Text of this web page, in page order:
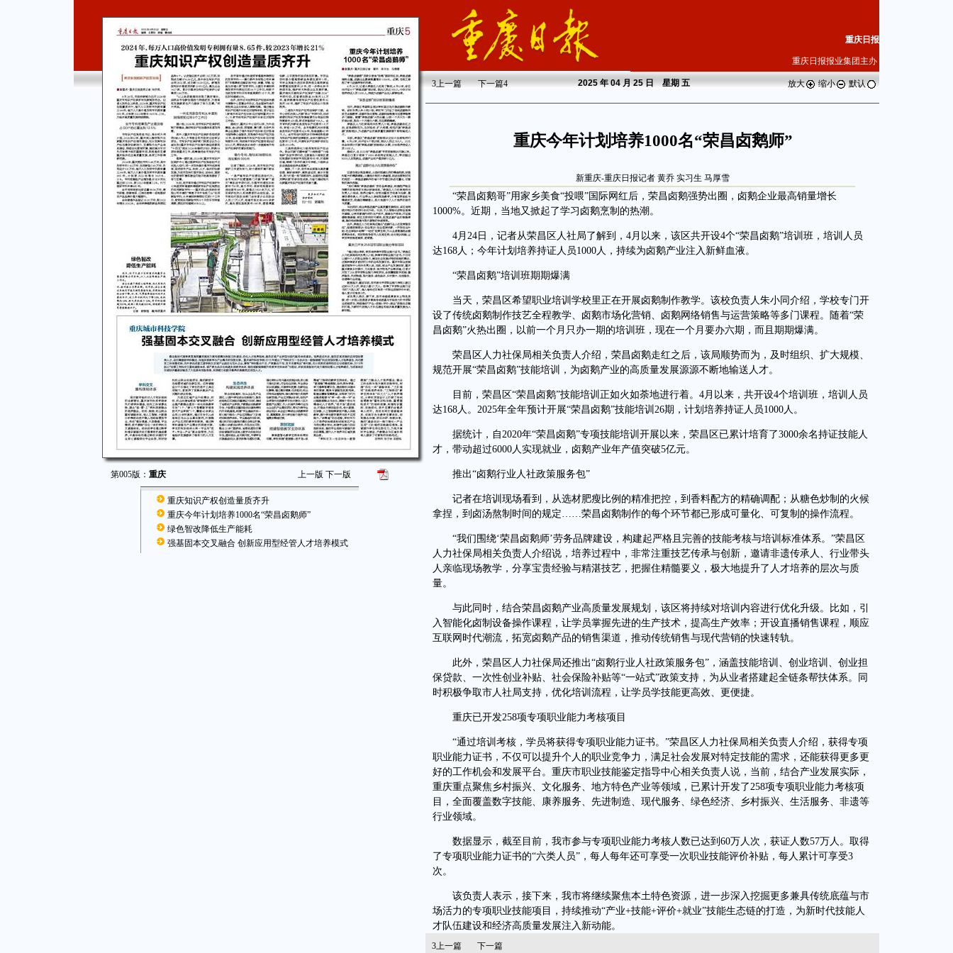
第005版： 重庆 上一版 下一版
重庆知识产权创造量质齐升
重庆今年计划培养1000名“荣昌卤鹅师”
绿色智改降低生产能耗
强基固本交叉融合 创新应用型经管人才培养模式
重庆日报
重庆日报报业集团主办
3上一篇 下一篇4 2025年 04 月 25 日 星期五 放大 缩小 默认
重庆今年计划培养1000名“荣昌卤鹅师”
新重庆-重庆日报记者 黄乔 实习生 马厚雪
“荣昌卤鹅哥”用家乡美食“投喂”国际网红后，荣昌卤鹅强势出圈，卤鹅企业最高销量增长
1000%。近期，当地又掀起了学习卤鹅烹制的热潮。
4月24日，记者从荣昌区人社局了解到，4月以来，该区共开设4个“荣昌卤鹅”培训班，培训人员
达168人；今年计划培养持证人员1000人，持续为卤鹅产业注入新鲜血液。
“荣昌卤鹅”培训班期期爆满
当天，荣昌区希望职业培训学校里正在开展卤鹅制作教学。该校负责人朱小同介绍，学校专门开
设了传统卤鹅制作技艺全程教学、卤鹅市场化营销、卤鹅网络销售与运营策略等多门课程。随着“荣
昌卤鹅”火热出圈，以前一个月只办一期的培训班，现在一个月要办六期，而且期期爆满。
荣昌区人力社保局相关负责人介绍，荣昌卤鹅走红之后，该局顺势而为，及时组织、扩大规模、
规范开展“荣昌卤鹅”技能培训，为卤鹅产业的高质量发展源源不断地输送人才。
目前，荣昌区“荣昌卤鹅”技能培训正如火如荼地进行着。4月以来，共开设4个培训班，培训人员
达168人。2025年全年预计开展“荣昌卤鹅”技能培训26期，计划培养持证人员1000人。
据统计，自2020年“荣昌卤鹅”专项技能培训开展以来，荣昌区已累计培育了3000余名持证技能人
才，带动超过6000人实现就业，卤鹅产业年产值突破5亿元。
推出“卤鹅行业人社政策服务包”
记者在培训现场看到，从选材肥瘦比例的精准把控，到香料配方的精确调配；从糖色炒制的火候
拿捏，到卤汤熬制时间的规定……荣昌卤鹅制作的每个环节都已形成可量化、可复制的操作流程。
“我们围绕‘荣昌卤鹅师’劳务品牌建设，构建起严格且完善的技能考核与培训标准体系。”荣昌区
人力社保局相关负责人介绍说，培养过程中，非常注重技艺传承与创新，邀请非遗传承人、行业带头
人亲临现场教学，分享宝贵经验与精湛技艺，把握住精髓要义，极大地提升了人才培养的层次与质
量。
与此同时，结合荣昌卤鹅产业高质量发展规划，该区将持续对培训内容进行优化升级。比如，引
入智能化卤制设备操作课程，让学员掌握先进的生产技术，提高生产效率；开设直播销售课程，顺应
互联网时代潮流，拓宽卤鹅产品的销售渠道，推动传统销售与现代营销的快速转轨。
此外，荣昌区人力社保局还推出“卤鹅行业人社政策服务包”，涵盖技能培训、创业培训、创业担
保贷款、一次性创业补贴、社会保险补贴等“一站式”政策支持，为从业者搭建起全链条帮扶体系。同
时积极争取市人社局支持，优化培训流程，让学员学技能更高效、更便捷。
重庆已开发258项专项职业能力考核项目
“通过培训考核，学员将获得专项职业能力证书。”荣昌区人力社保局相关负责人介绍，获得专项
职业能力证书，不仅可以提升个人的职业竞争力，满足社会发展对特定技能的需求，还能获得更多更
好的工作机会和发展平台。重庆市职业技能鉴定指导中心相关负责人说，当前，结合产业发展实际，
重庆重点聚焦乡村振兴、文化服务、地方特色产业等领域，已累计开发了258项专项职业能力考核项
目，全面覆盖数字技能、康养服务、先进制造、现代服务、绿色经济、乡村振兴、生活服务、非遗等
行业领域。
数据显示，截至目前，我市参与专项职业能力考核人数已达到60万人次，获证人数57万人。取得
了专项职业能力证书的“六类人员”，每人每年还可享受一次职业技能评价补贴，每人累计可享受3
次。
该负责人表示，接下来，我市将继续聚焦本土特色资源，进一步深入挖掘更多兼具传统底蕴与市
场活力的专项职业技能项目，持续推动“产业+技能+评价+就业”技能生态链的打造，为新时代技能人
才队伍建设和经济高质量发展注入新动能。
3上一篇 下一篇